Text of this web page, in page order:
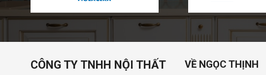
CÔNG TY TNHH NỘI THẤT
VỀ NGỌC THỊNH